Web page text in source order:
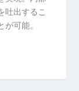
吐出するこ
可能。